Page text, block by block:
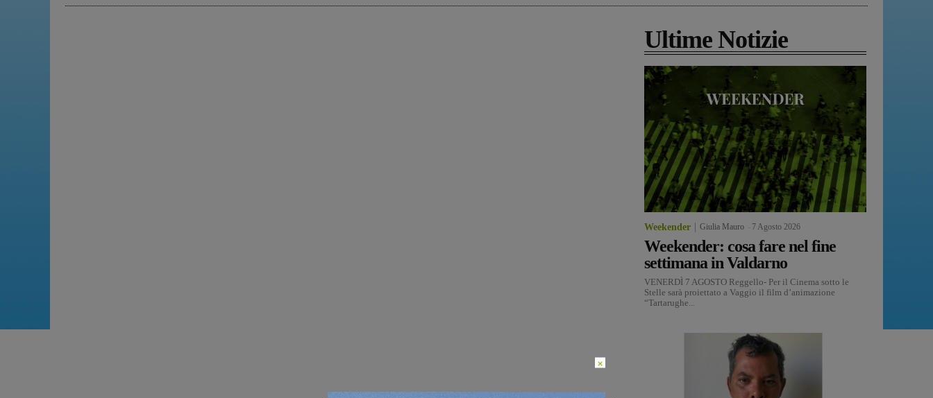
Ultime Notizie
Weekender Giulia Mauro 7 Agosto 2026
Weekender: cosa fare nel fine
settimana in Valdarno
VENERDÌ 7 AGOSTO Reggello- Per il Cinema sotto le
Stelle sarà proiettato a Vaggio il film d’animazione
“Tartarughe...
×